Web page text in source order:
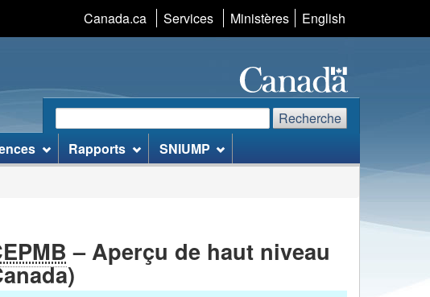
Canada.ca Services Ministères S�lection
de
langue
English
Recherche
le
site
Web
Recherche
Rapports SNIUMP
– Aperçu de haut niveau